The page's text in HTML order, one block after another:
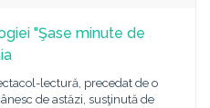
"Şase minute de
lectură, precedat de o
de astăzi, susţinută de